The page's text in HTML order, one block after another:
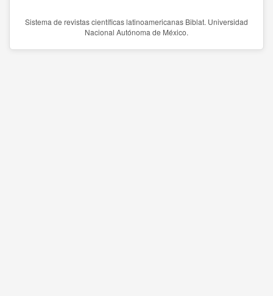
Sistema de revistas científicas latinoamericanas Biblat. Universidad
Nacional Autónoma de México.